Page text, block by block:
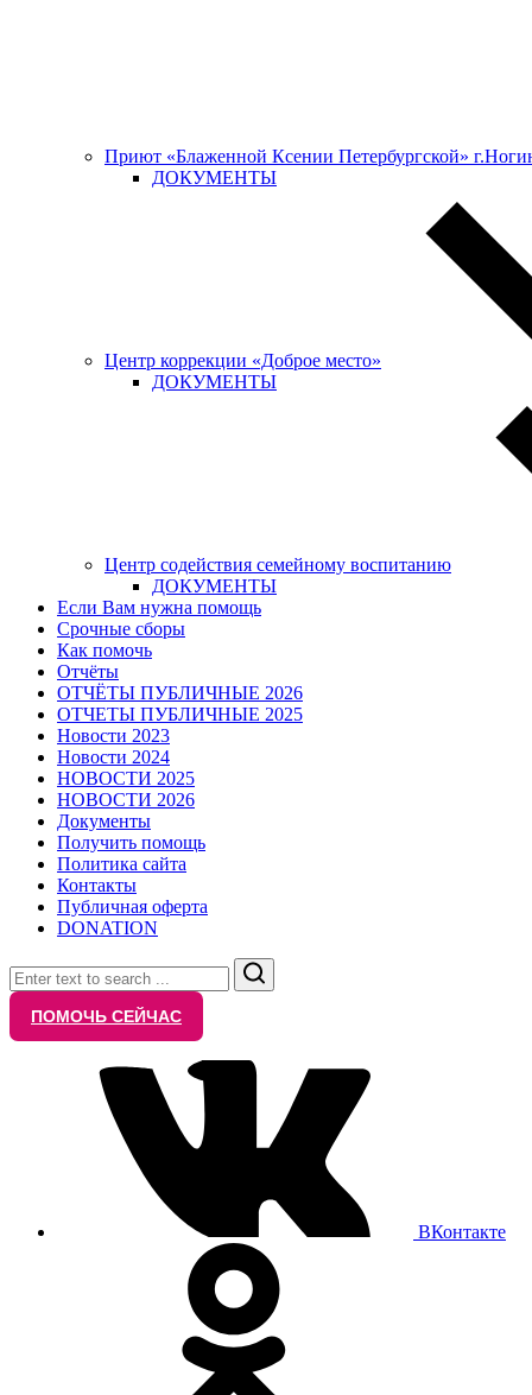
Приют «Блаженной Ксении Петербургской»
ДОКУМЕНТЫ
Центр коррекции «Доброе место»
ДОКУМЕНТЫ
Центр содействия семейному воспитанию
ДОКУМЕНТЫ
Если Вам нужна помощь
Срочные сборы
Как помочь
Отчёты
ОТЧЁТЫ ПУБЛИЧНЫЕ 2026
ОТЧЕТЫ ПУБЛИЧНЫЕ 2025
Новости 2023
Новости 2024
НОВОСТИ 2025
НОВОСТИ 2026
Документы
Получить помощь
Политика сайта
Контакты
Публичная оферта
DONATION
Search
ПОМОЧЬ СЕЙЧАС
ВКонтакте